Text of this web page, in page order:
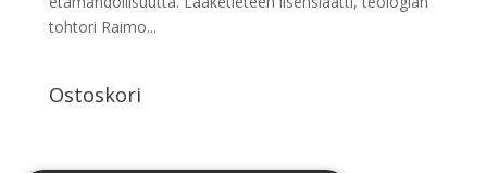
tohtori Raimo...
Ostoskori